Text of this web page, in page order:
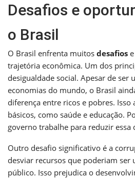
Desafios e
o Brasil
O Brasil enfrenta muitos desafios
trajetória econômica. Um dos
desigualdade social. Apesar de ser
economias do mundo, o Brasil
diferença entre ricos e pobres. Isso
básicos, como saúde e educação.
governo trabalhe para reduzir essa
Outro desafio significativo é a
desviar recursos que poderiam ser
público. Isso prejudica o